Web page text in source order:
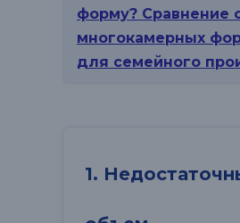
форму? Сравнение
многокамерных
для семейного
1.